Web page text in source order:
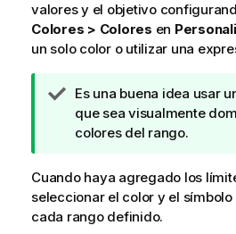
valores y el objetivo
Colores > Colores en
un solo color o utilizar una
N
o
t
d
e
s
Es una buena idea usar
que sea visualmente
colores del rango.
Cuando haya agregado los
seleccionar el color y el
cada rango definido.